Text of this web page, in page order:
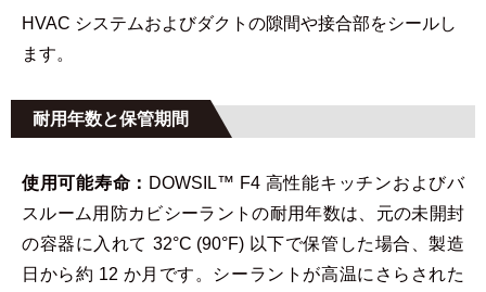
HVAC システムおよびダクトの隙間や接合部をシールし
ます。
耐用年数と保管期間
使用可能寿命： DOWSIL™ F4 高性能キッチンおよびバ
スルーム用防カビシーラントの耐用年数は、元の未開封
の容器に入れて 32°C (90°F) 以下で保管した場合、製造
日から約 12 か月です。シーラントが高温にさらされた